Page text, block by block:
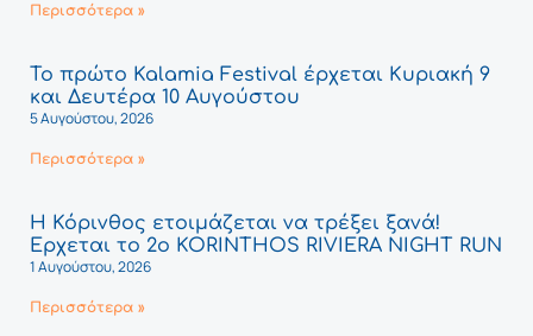
Περισσότερα »
Το πρώτο Kalamia Festival έρχεται Κυριακή 9
και Δευτέρα 10 Αυγούστου
5 Αυγούστου, 2026
Περισσότερα »
Η Κόρινθος ετοιμάζεται να τρέξει ξανά!
Έρχεται το 2ο KORINTHOS RIVIERA NIGHT RUN
1 Αυγούστου, 2026
Περισσότερα »